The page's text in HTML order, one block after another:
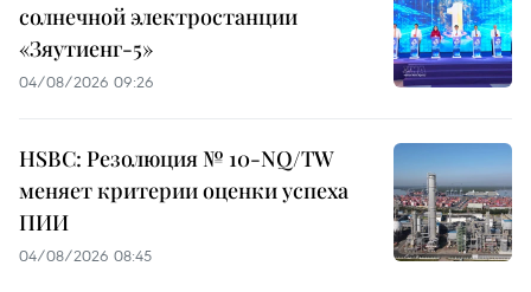
солнечной электростанции
«Зяутиенг-5»
04/08/2026 09:26
HSBC: Резолюция № 10-NQ/TW
меняет критерии оценки успеха
ПИИ
04/08/2026 08:45